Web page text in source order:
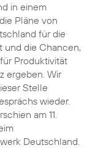
in einem
Pläne von
für die
und die Chancen,
Produktivität
ergeben. Wir
Stelle
wieder.
am 11.
Deutschland.